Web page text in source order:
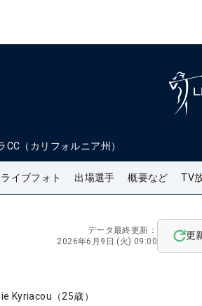
CC（カリフォルニア州）
ライブフォト 出場選手 概要など TV
データ最終更新：
2026年6月9日 (火) 09:00
更
Kyriacou （25歳）